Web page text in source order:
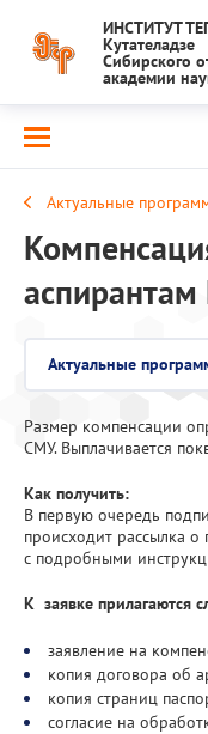
ИНСТИТУТ
Кутателадзе
Сибирского
академии
Актуальные
Актуальные
Состав совета
О совете
Выберите раздел
Размер компенсации
СМУ. Выплачивается
Как получить:
В первую очередь
происходит рассылка
с подробными
К заявке прилагаются
заявление на
копия договора об
копия страниц
согласие на